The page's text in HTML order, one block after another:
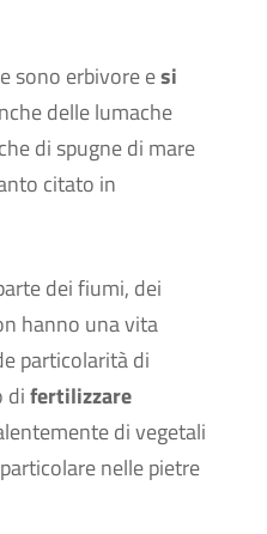
sono erbivore esi
delle lumache
di spugne di mare
citato in
dei fiumi, dei
hanno una vita
particolarità di
difertilizzare
di vegetali
nelle pietre